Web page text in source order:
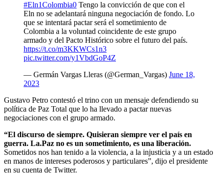
#Eln1Colombia0 Tengo la convicción de que con el
Eln no se adelantará ninguna negociación de fondo. Lo
que se intentará pactar será el sometimiento de
Colombia a la voluntad coincidente de este grupo
armado y del Pacto Histórico sobre el futuro del país.
https://t.co/m3KKWCs1n3
pic.twitter.com/y1VbdGoP4Z
— Germán Vargas Lleras (@German_Vargas) June 18,
2023
Gustavo Petro contestó el trino con un mensaje defendiendo su
política de Paz Total que lo ha llevado a pactar nuevas
negociaciones con el grupo armado.
“El discurso de siempre. Quisieran siempre ver el país en
guerra. La.Paz no es un sometimiento, es una liberación.
Sometidos nos han tenido a la violencia, a la injusticia y a un estado
en manos de intereses poderosos y particulares”, dijo el presidente
en su cuenta de Twitter.